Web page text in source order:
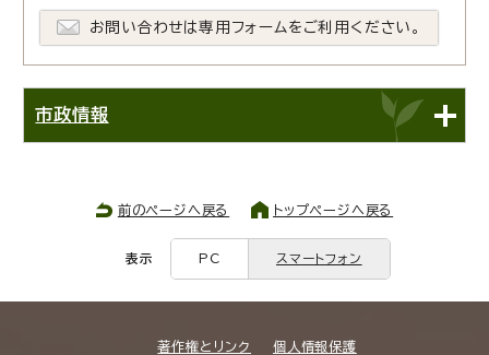
お問い合わせは専用フォームをご利用ください。
市政情報
前のページへ戻る トップページへ戻る
表示 PC スマートフォン
著作権とリンク 個人情報保護